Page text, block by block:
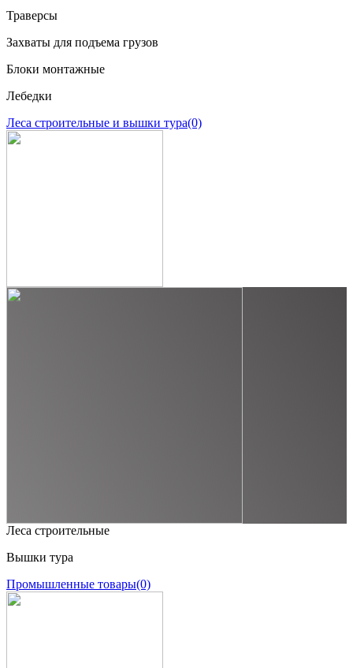
Траверсы
Захваты для подъема грузов
Блоки монтажные
Лебедки
Леса строительные и вышки тура(0)
Леса строительные
Вышки тура
Промышленные товары(0)